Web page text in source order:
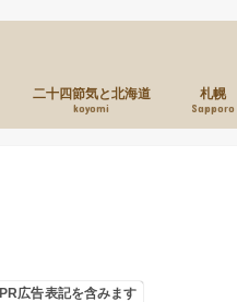
二十四節気と北海道
koyomi
札幌
Sapporo
PR広告表記を含みます